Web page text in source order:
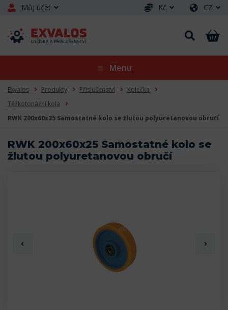
Můj účet Kč CZ
Menu
Exvalos Produkty Příslušenství
Kolečka
Těžkotonážní kola
RWK 200x60x25 Samostatné kolo se žlutou polyuretanovou obručí
RWK 200x60x25 Samostatné kolo se
žlutou polyuretanovou obručí